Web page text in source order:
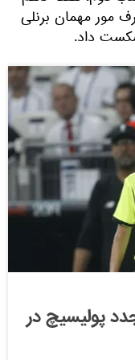
مور مهمان برنلی
پولیسیچ در